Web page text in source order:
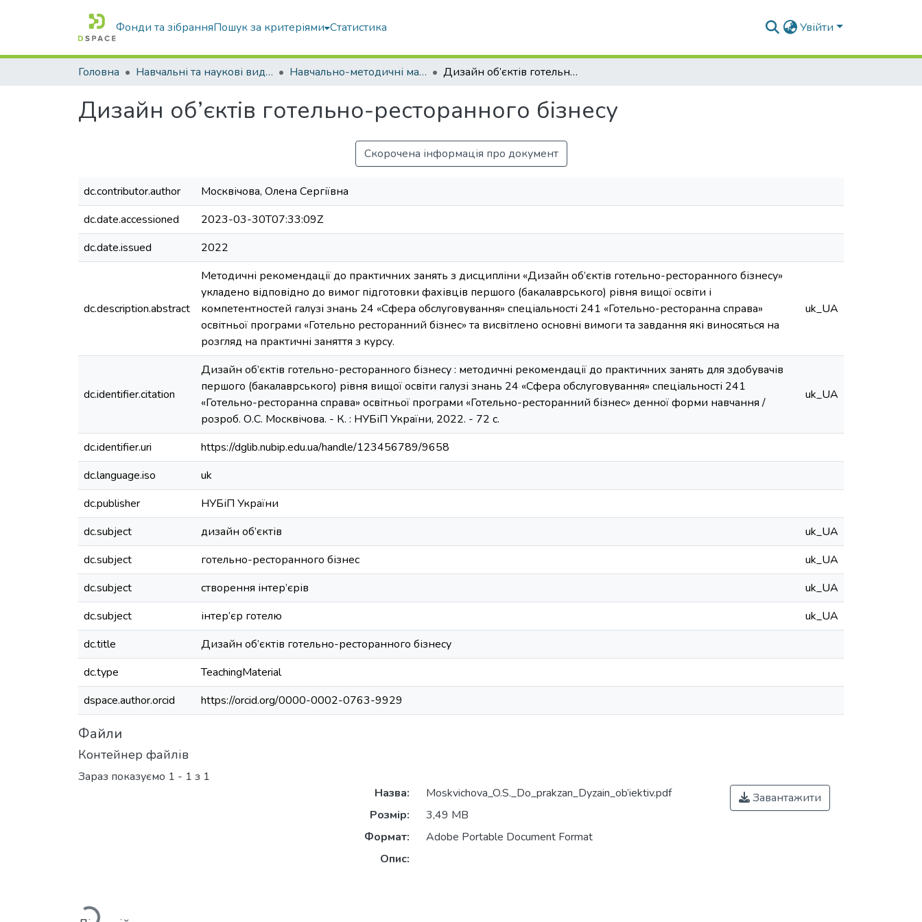
Фонди та зібранняПошук за критеріями Статистика Увійти
Головна Навчальні та наукові видання Навчально-методичні матеріали Дизайн об’єктів готельно-ресторанного бізнесу
Дизайн об’єктів готельно-ресторанного бізнесу
Скорочена інформація про документ
dc.contributor.author
Москвічова, Олена Сергіївна
dc.date.accessioned
2023-03-30T07:33:09Z
dc.date.issued
2022
dc.description.abstract
Методичні рекомендації до практичних занять з дисципліни «Дизайн об’єктів готельно-ресторанного бізнесу»
укладено відповідно до вимог підготовки фахівців першого (бакалаврського) рівня вищої освіти і
компетентностей галузі знань 24 «Сфера обслуговування» спеціальності 241 «Готельно-ресторанна справа»
освітньої програми «Готельно ресторанний бізнес» та висвітлено основні вимоги та завдання які виносяться на
розгляд на практичні заняття з курсу.
uk_UA
dc.identifier.citation
Дизайн об’єктів готельно-ресторанного бізнесу : методичні рекомендації до практичних занять для здобувачів
першого (бакалаврського) рівня вищої освіти галузі знань 24 «Сфера обслуговування» спеціальності 241
«Готельно-ресторанна справа» освітньої програми «Готельно-ресторанний бізнес» денної форми навчання /
розроб. О.С. Москвічова. - К. : НУБіП України, 2022. - 72 с.
uk_UA
dc.identifier.uri
https://dglib.nubip.edu.ua/handle/123456789/9658
dc.language.iso
uk
dc.publisher
НУБіП України
dc.subject
дизайн об’єктів
uk_UA
dc.subject
готельно-ресторанного бізнес
uk_UA
dc.subject
створення інтер’єрів
uk_UA
dc.subject
інтер’єр готелю
uk_UA
dc.title
Дизайн об’єктів готельно-ресторанного бізнесу
dc.type
TeachingMaterial
dspace.author.orcid
https://orcid.org/0000-0002-0763-9929
Файли
Контейнер файлів
Зараз показуємо 1 - 1 з 1
Вантажиться...
Назва:
Moskvichova_O.S._Do_prakzan_Dyzain_ob’iektiv.pdf
Розмір:
3,49 MB
Формат:
Adobe Portable Document Format
Опис:
Завантажити